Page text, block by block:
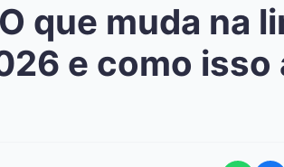
que muda na
e como isso